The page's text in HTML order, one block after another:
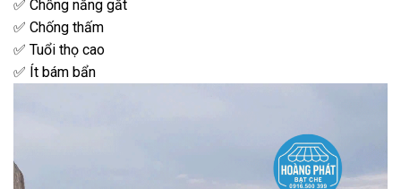
✅ Chống nắng gắt
✅ Chống thấm
✅ Tuổi thọ cao
✅ Ít bám bẩn